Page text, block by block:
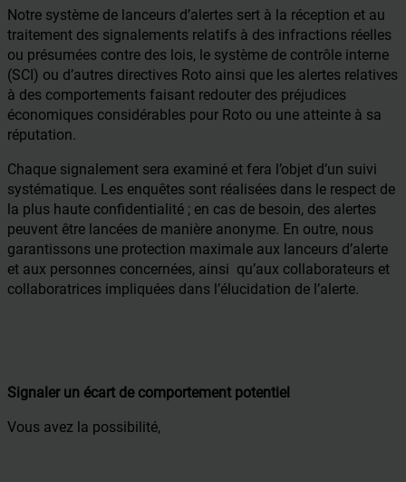
Notre système de lanceurs d’alertes sert à la réception et au
traitement des signalements relatifs à des infractions réelles
ou présumées contre des lois, le système de contrôle interne
(SCI) ou d’autres directives Roto ainsi que les alertes relatives
à des comportements faisant redouter des préjudices
économiques considérables pour Roto ou une atteinte à sa
réputation.
Chaque signalement sera examiné et fera l’objet d’un suivi
systématique. Les enquêtes sont réalisées dans le respect de
la plus haute confidentialité ; en cas de besoin, des alertes
peuvent être lancées de manière anonyme. En outre, nous
garantissons une protection maximale aux lanceurs d’alerte
et aux personnes concernées, ainsi qu’aux collaborateurs et
collaboratrices impliquées dans l’élucidation de l’alerte.
Signaler un écart de comportement potentiel
Vous avez la possibilité,